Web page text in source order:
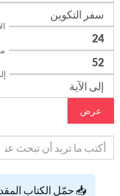
عرض
📥 حمّل الكتاب